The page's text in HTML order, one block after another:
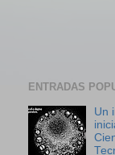
ENTRADAS
Un